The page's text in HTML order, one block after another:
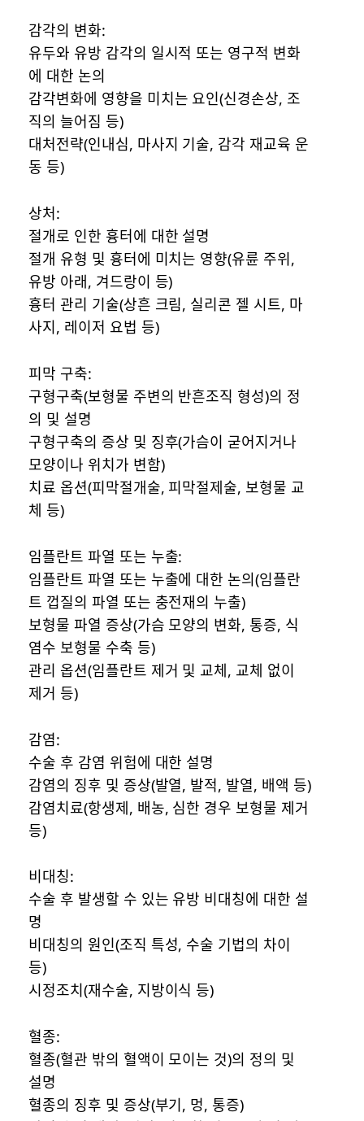
감각의 변화:
유두와 유방 감각의 일시적 또는 영구적 변화
에 대한 논의
감각변화에 영향을 미치는 요인(신경손상, 조
직의 늘어짐 등)
대처전략(인내심, 마사지 기술, 감각 재교육 운
동 등)
상처:
절개로 인한 흉터에 대한 설명
절개 유형 및 흉터에 미치는 영향(유륜 주위,
유방 아래, 겨드랑이 등)
흉터 관리 기술(상흔 크림, 실리콘 젤 시트, 마
사지, 레이저 요법 등)
피막 구축:
구형구축(보형물 주변의 반흔조직 형성)의 정
의 및 설명
구형구축의 증상 및 징후(가슴이 굳어지거나
모양이나 위치가 변함)
치료 옵션(피막절개술, 피막절제술, 보형물 교
체 등)
임플란트 파열 또는 누출:
임플란트 파열 또는 누출에 대한 논의(임플란
트 껍질의 파열 또는 충전재의 누출)
보형물 파열 증상(가슴 모양의 변화, 통증, 식
염수 보형물 수축 등)
관리 옵션(임플란트 제거 및 교체, 교체 없이
제거 등)
감염:
수술 후 감염 위험에 대한 설명
감염의 징후 및 증상(발열, 발적, 발열, 배액 등)
감염치료(항생제, 배농, 심한 경우 보형물 제거
등)
비대칭:
수술 후 발생할 수 있는 유방 비대칭에 대한 설
명
비대칭의 원인(조직 특성, 수술 기법의 차이
등)
시정조치(재수술, 지방이식 등)
혈종:
혈종(혈관 밖의 혈액이 모이는 것)의 정의 및
설명
혈종의 징후 및 증상(부기, 멍, 통증)